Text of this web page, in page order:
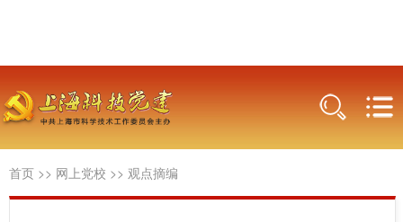
首页 >> 网上党校 >> 观点摘编